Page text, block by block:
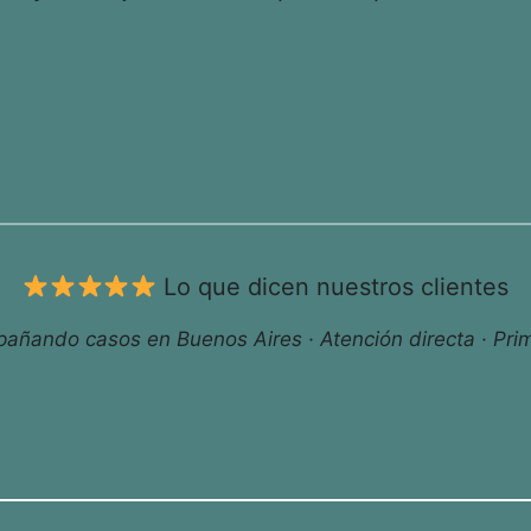
Lo que dicen nuestros clientes
casos en Buenos Aires · Atención directa ·